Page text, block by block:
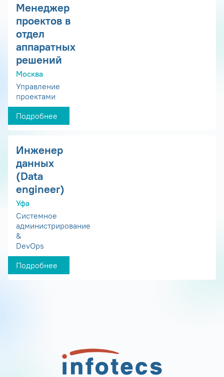
Менеджер
проектов в
отдел
аппаратных
решений
Москва
Управление
проектами
Подробнее
Инженер
данных
(Data
engineer)
Уфа
Системное
администрирование
&
DevOps
Подробнее